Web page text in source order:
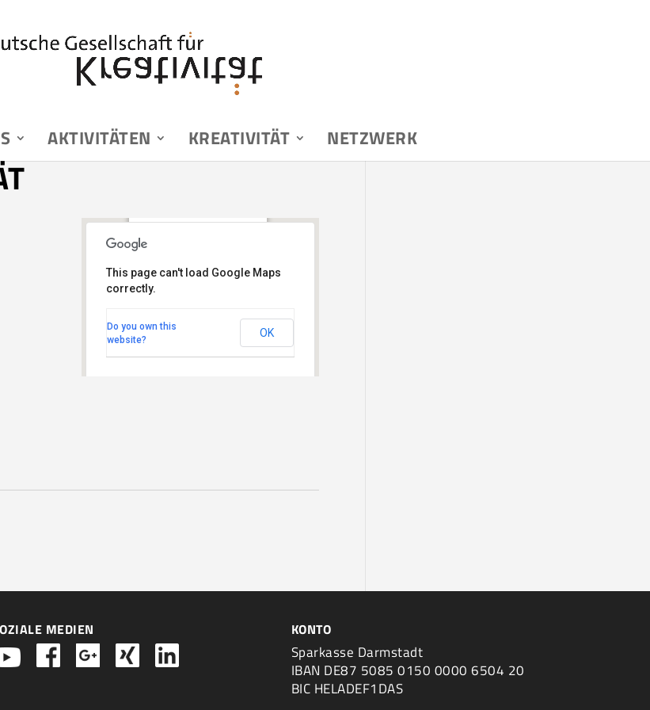
AKTIVITÄTEN KREATIVITÄT NETZWERK
School
Friedrichstrasse 76-78 -
Berlin
This page can't load Google Maps
correctly.
Do you own this
website?
OK
MEDIEN KONTO
Sparkasse Darmstadt
IBAN DE87 5085 0150 0000 6504 20
BIC HELADEF1DAS